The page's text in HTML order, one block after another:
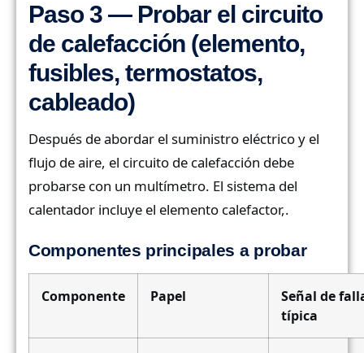
Paso 3 — Probar el circuito
de calefacción (elemento,
fusibles, termostatos,
cableado)
Después de abordar el suministro eléctrico y el
flujo de aire, el circuito de calefacción debe
probarse con un multímetro. El sistema del
calentador incluye el elemento calefactor,.
Componentes principales a probar
Componente Papel
Señal de
típica